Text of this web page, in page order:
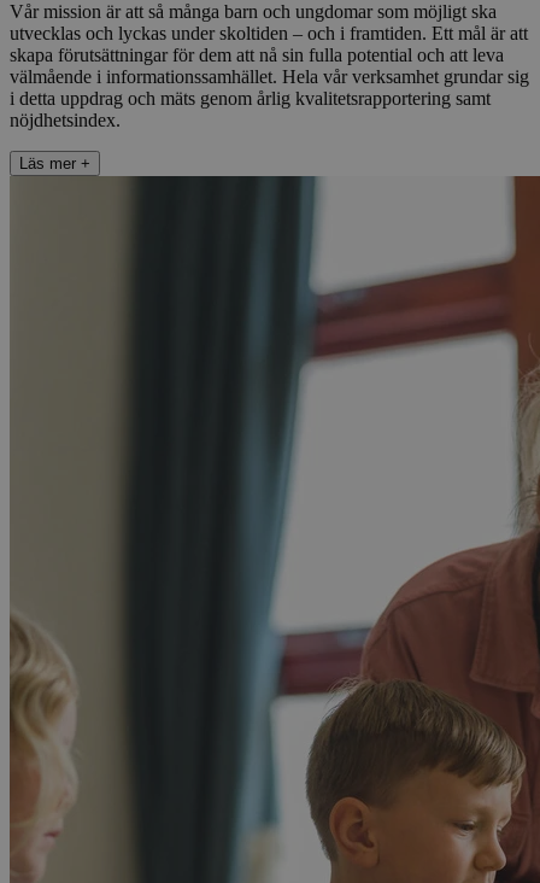
Vår mission är att så många barn och ungdomar som möjligt ska
utvecklas och lyckas under skoltiden – och i framtiden. Ett mål är att
skapa förutsättningar för dem att nå sin fulla potential och att leva
välmående i informationssamhället. Hela vår verksamhet grundar sig
i detta uppdrag och mäts genom årlig kvalitetsrapportering samt
nöjdhetsindex.​​​​‌ ‍ ​‍​‍‌‍ ‌ ​‍‌‍‍‌‌‍‌ ‌‍‍‌‌‍ ‍​‍​‍​ ‍‍​‍​‍‌ ​ ‌‍​‌‌‍ ‍‌‍‍‌‌ ‌​‌ ‍‌​‍ ‍‌‍‍‌‌‍ ​‍​‍​‍ ​​‍​‍‌‍‍​‌ ​‍‌‍‌‌‌‍‌‍​‍​‍​ ‍‍​‍​‍​‍ ‌ ​ ‌ ‌​‌ ‌‌‌‍‌​‌‍‍‌‌‍ ​‍ ‌‍‍‌‌‍ ‍‌ ‌​‌‍‌‌‌‍ ‍‌ ‌​​‍ ‌‍‌‌‌‍‌​‌‍‍‌‌ ‌​​‍ ‌‍ ‌‌‍ ‌‍‌​‌‍‌‌​ ‌‌ ​​‌ ​‍‌‍‌‌‌ ​ ‌‍‌‌‌‍ ‍‌ ‌​‌‍​‌‌ ‌​‌‍‍‌‌‍ ‌‍ ‍​ ‍ ‌‍‍‌‌‍‌​​ ‌​ ​‌​ ​‌​ ‌‌‌‍‌‍​ ​‌‌‍‌‌‌‍​‍​ ‌‌​‍ ‌​ ‌​​ ‌​‌‍​‌‌‍‌‍​‍ ‌​ ‌​​ ​ ​ ‌ ‌‍‌‌​‍ ‌‌‍​‍​ ​‍‌‍​‍​ ‌‍​‍ ‌‌‍‌‍‌‍​ ​ ‍‌‌‍‌​​ ​‌‌‍​‌​ ‌ ​ ‌‍​ ‍​​ ​ ‌‍​‌​ ​‌​ ‍ ‌ ‌​‌ ‍‌‌ ​​‌‍‌‌​ ‌‌‍​‌‌ ​‍‌ ‌​‌‍‍‌‌‍​ ‌‍ ​‌‍‌‌‌‌​​‌‍​‌‌‍‌ ‌‍‌‌​ ‍ ‌ ​​‌‍​‌‌ ‌​‌‍‍​​ ‌‌ ​​‌‍​‌‌‍‌ ‌‍‌‌‌​​‍‌ ‌‌‌‍‍‌‌‍ ​‌‍‌​‌‍‌‌‌ ​‍​‍‌‌​ ‌‌‌​​‍‌‌ ‌‍‍ ‌‍‌‌‌ ‍‌​‍‌‌​ ​ ‌​‌​​‍‌‌​ ​ ‌​‌​​‍‌‌​ ​‍​ ​‍​ ‌ ‌‍‌‍‌‍​‍‌‍‌​​ ‍‌​ ‌​‌‍‌‍‌‍‌​‌‍​ ​ ‌ ​ ‍‌‌‍‌​​‍‌‌​ ​‍​ ​‍​‍‌‌​ ‌‌‌​‌​​‍ ‍‌ ‌ ‌‍‌‌‌‍‌‌‌‍‍ ‌ ​ ​‍‌‌​ ‌‌‌​​‍‌‌ ‌‍‍ ‌‍‌‌‌ ‍‌​‍‌‌​ ​ ‌​‌​​‍‌‌​ ​ ‌​‌​​‍‌‌​ ​‍​ ​‍​ ‌ ‌‍‌‍‌‍‌‌​ ​​‌‍​‍‌‍‌‌​ ​​​ ​‍​ ​ ​ ​‍​ ‍‌​ ​​​‍‌‌​ ​‍​ ​‍​‍‌‌​ ‌‌‌​‌​​‍ ‍‌ ​ ‌‍​ ‌‍‍​‌‍‌‌‌‍‌​‌ ‌‌‌‍ ​‌‍‌‌​‍‌‌​ ‌‌‌​​‍‌‌ ‌‍‍ ‌‍‌‌‌ ‍‌​‍‌‌​ ​ ‌​‌​​‍‌‌​ ​ ‌​‌​​‍‌‌​ ​‍​ ​‍​ ‍​​ ‌​‌‍​ ​ ‌‌​ ‌‍​ ‍​​ ‍​​ ​‍​ ​‍‌‍‌‍​ ‌‌​ ‌‌​‍‌‌​ ​‍​ ​‍​‍‌‌​ ‌‌‌​‌​​‍ ‍‌ ‌​‌‍‌‌‌ ‍​‌ ‌​​ ‌‍​‍‌‍​‌‌ ​ ‌‍‌‌‌‌‌‌‌ ​‍‌‍ ​​ ‌​‍‌‌​ ​‍‌​‌‍‌ ​ ‌ ‌​‌ ‌‌‌‍‌​‌‍‍‌‌‍ ​‍‌‍‌‍‍‌‌‍‌​​ ‌​ ​‌​ ​‌​ ‌‌‌‍‌‍​ ​‌‌‍‌‌‌‍​‍​ ‌‌​‍ ‌​ ‌​​ ‌​‌‍​‌‌‍‌‍​‍ ‌​ ‌​​ ​ ​ ‌ ‌‍‌‌​‍ ‌‌‍​‍​ ​‍‌‍​‍​ ‌‍​‍ ‌‌‍‌‍‌‍​ ​ ‍‌‌‍‌​​ ​‌‌‍​‌​ ‌ ​ ‌‍​ ‍​​ ​ ‌‍​‌​ ​‌​‍‌‍‌ ‌​‌ ‍‌‌ ​​‌‍‌‌​ ‌‌‍​‌‌ ​‍‌ ‌​‌‍‍‌‌‍​ ‌‍ ​‌‍‌‌‌‌​​‌‍​‌‌‍‌ ‌‍‌‌​‍‌‍‌ ​​‌‍​‌‌ ‌​‌‍‍​​ ‌‌ ​​‌‍​‌‌‍‌ ‌‍‌‌‌​​‍‌ ‌‌‌‍‍‌‌‍ ​‌‍‌​‌‍‌‌‌ ​‍​‍‌‌​ ‌‌‌​​‍‌‌ ‌‍‍ ‌‍‌‌‌ ‍‌​‍‌‌​ ​ ‌​‌​​‍‌‌​ ​ ‌​‌​​‍‌‌​ ​‍​ ​‍​ ‌ ‌‍‌‍‌‍​‍‌‍‌​​ ‍‌​ ‌​‌‍‌‍‌‍‌​‌‍​ ​ ‌ ​ ‍‌‌‍‌​​‍‌‌​ ​‍​ ​‍​‍‌‌​ ‌‌‌​‌​​‍ ‍‌ ‌ ‌‍‌‌‌‍‌‌‌‍‍ ‌ ​ ​‍‌‌​ ‌‌‌​​‍‌‌ ‌‍‍ ‌‍‌‌‌ ‍‌​‍‌‌​ ​ ‌​‌​​‍‌‌​ ​ ‌​‌​​‍‌‌​ ​‍​ ​‍​ ‌ ‌‍‌‍‌‍‌‌​ ​​‌‍​‍‌‍‌‌​ ​​​ ​‍​ ​ ​ ​‍​ ‍‌​ ​​​‍‌‌​ ​‍​ ​‍​‍‌‌​ ‌‌‌​‌​​‍ ‍‌ ​ ‌‍​ ‌‍‍​‌‍‌‌‌‍‌​‌ ‌‌‌‍ ​‌‍‌‌​‍‌‌​ ‌‌‌​​‍‌‌ ‌‍‍ ‌‍‌‌‌ ‍‌​‍‌‌​ ​ ‌​‌​​‍‌‌​ ​ ‌​‌​​‍‌‌​ ​‍​ ​‍​ ‍​​ ‌​‌‍​ ​ ‌‌​ ‌‍​ ‍​​ ‍​​ ​‍​ ​‍‌‍‌‍​ ‌‌​ ‌‌​‍‌‌​ ​‍​ ​‍​‍‌‌​ ‌‌‌​‌​​‍ ‍‌ ‌​‌‍‌‌‌ ‍​‌ ‌​​‍‌‍‌ ​​‌‍‌‌‌ ​‍‌ ​ ‌ ​​‌‍‌‌‌‍​ ‌ ‌​‌‍‍‌‌ ‌‍‌‍‌‌​ ‌‌ ​​‌ ‌‌‌‍​‍‌‍ ​‌‍‍‌‌ ​ ‌‍‍​‌‍‌‌‌‍‌​​‍​‍‌ ‌
Läs mer +